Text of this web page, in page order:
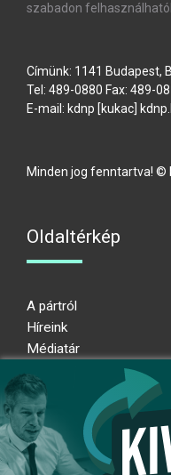
szabadon
Címünk: 1141 Budapest,
Tel: 489-0880 Fax: 489-
E-mail: kdnp [kukac] kdnp.
Minden jog fenntartva! ©
Oldaltérkép
A pártról
Híreink
Médiatár
Adatkezelési nyilatkozat
Átláthatósági nyilatkozat
Ugrás az oldal tetejére